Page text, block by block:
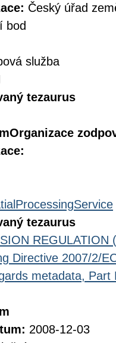
Český úřad
bod
služba
tezaurus
Organizace
tezaurus
REGULATION
Directive 2007/2/
metadata,
2008-12-03